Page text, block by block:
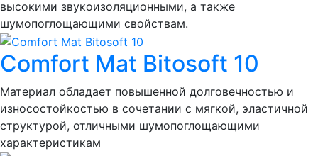
высокими звукоизоляционными, а также
шумопоглощающими свойствам.
Comfort Mat Bitosoft 10
Материал обладает повышенной долговечностью и
износостойкостью в сочетании с мягкой, эластичной
структурой, отличными шумопоглощающими
характеристикам